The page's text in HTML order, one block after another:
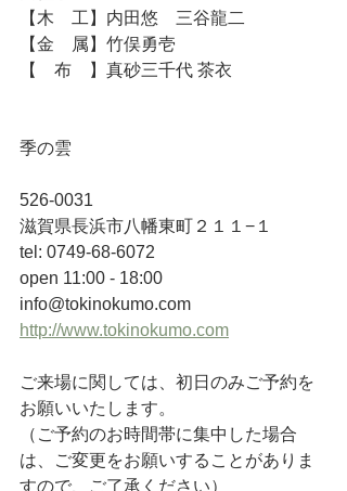
【木　工】内田悠　三谷龍二
【金　属】竹俣勇壱
【　布　】真砂三千代 茶衣
季の雲
526-0031
滋賀県長浜市八幡東町２１１−１
tel: 0749-68-6072
open 11:00 - 18:00
info@tokinokumo.com
http://www.tokinokumo.com
ご来場に関しては、初日のみご予約を
お願いいたします。
（ご予約のお時間帯に集中した場合
は、ご変更をお願いすることがありま
すので、ご了承ください）